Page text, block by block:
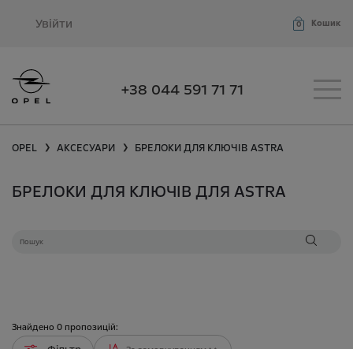
Увійти 0 Кошик
+38 044 591 71 71
OPEL ❯ АКСЕСУАРИ ❯ БРЕЛОКИ ДЛЯ КЛЮЧІВ ASTRA
БРЕЛОКИ ДЛЯ КЛЮЧІВ ДЛЯ ASTRA
Знайдено 0 пропозицій: